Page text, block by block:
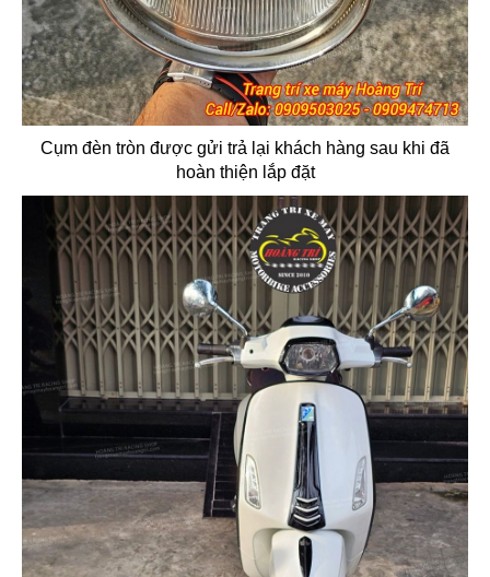
Cụm đèn tròn được gửi trả lại khách hàng sau khi đã
hoàn thiện lắp đặt